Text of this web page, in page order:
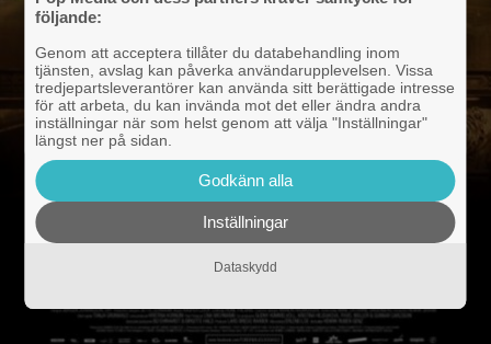
följande:
Genom att acceptera tillåter du databehandling inom
tjänsten, avslag kan påverka användarupplevelsen. Vissa
tredjepartsleverantörer kan använda sitt berättigade intresse
för att arbeta, du kan invända mot det eller ändra andra
inställningar när som helst genom att välja "Inställningar"
längst ner på sidan.
Godkänn alla
Inställningar
Dataskydd